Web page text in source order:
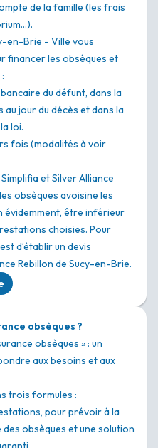
de la famille (les frais
en-Brie - Ville vous
financer les obsèques et
du défunt, dans la
jour du décès et dans la
loi.
fois (modalités à voir
et Silver Alliance
obsèques avoisine les
évidemment, être inférieur
choisies. Pour
d’établir un devis
Rebillon de Sucy-en-Brie.
obsèques ?
obsèques » : un
aux besoins et aux
trois formules :
pour prévoir à la
obsèques et une solution